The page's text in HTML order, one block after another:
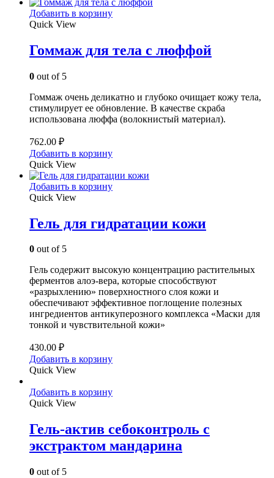
Добавить в корзину
Quick View
Гоммаж для тела с люффой
0 out of 5
Гоммаж очень деликатно и глубоко очищает кожу тела,
стимулирует ее обновление. В качестве скраба
использована люффа (волокнистый материал).
762.00 ₽
Добавить в корзину
Quick View
Добавить в корзину
Quick View
Гель для гидратации кожи
0 out of 5
Гель содержит высокую концентрацию растительных
ферментов алоэ-вера, которые способствуют
«разрыхлению» поверхностного слоя кожи и
обеспечивают эффективное поглощение полезных
ингредиентов антикуперозного комплекса «Маски для
тонкой и чувствительной кожи»
430.00 ₽
Добавить в корзину
Quick View
Добавить в корзину
Quick View
Гель-актив себоконтроль с
экстрактом мандарина
0 out of 5